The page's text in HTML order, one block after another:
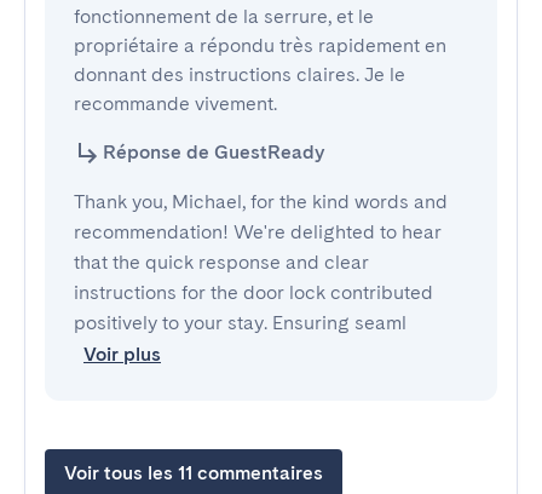
fonctionnement de la serrure, et le
propriétaire a répondu très rapidement en
donnant des instructions claires. Je le
recommande vivement.
Réponse de GuestReady
Thank you, Michael, for the kind words and
recommendation! We're delighted to hear
that the quick response and clear
instructions for the door lock contributed
positively to your stay. Ensuring seaml
Voir plus
Voir tous les 11 commentaires